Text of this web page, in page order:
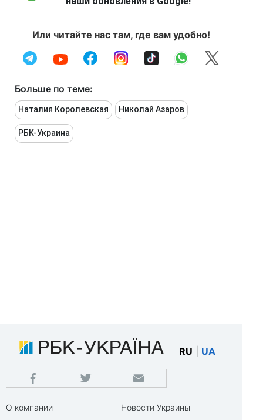
Или читайте нас там, где вам удобно!
Больше по теме:
Наталия Королевская Николай Азаров
РБК-Украина
RU UA
О компании
Новости Украины